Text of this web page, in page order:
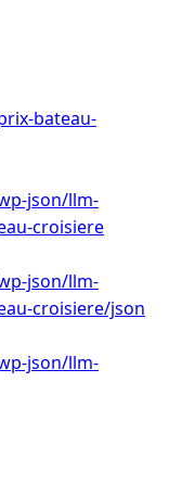
bateau-
json/llm-
croisiere
json/llm-
croisiere/json
json/llm-